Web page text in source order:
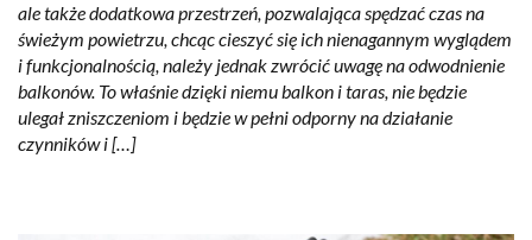
ale także dodatkowa przestrzeń, pozwalająca spędzać czas na
świeżym powietrzu, chcąc cieszyć się ich nienagannym wyglądem
i funkcjonalnością, należy jednak zwrócić uwagę na odwodnienie
balkonów. To właśnie dzięki niemu balkon i taras, nie będzie
ulegał zniszczeniom i będzie w pełni odporny na działanie
czynników i […]